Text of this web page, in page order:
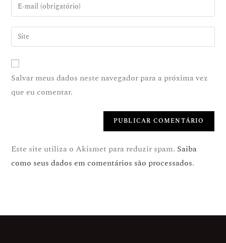
Salvar meus dados neste navegador para a próxima vez
que eu comentar.
Este site utiliza o Akismet para reduzir spam. Saiba
como seus dados em comentários são processados.